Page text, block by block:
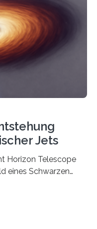
veröffentlichte
sind
thermische
um – oder anders
In
ist es in den…
Jets
Horizon Telescope
eines Schwarzen
seltsamen